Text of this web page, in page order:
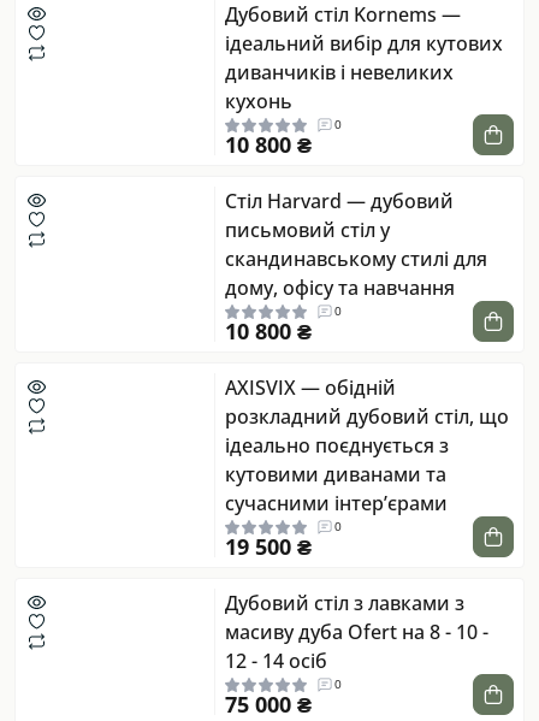
Дубовий стіл Kornems —
ідеальний вибір для кутових
диванчиків і невеликих
кухонь
0
10 800 ₴
Стіл Harvard — дубовий
письмовий стіл у
скандинавському стилі для
дому, офісу та навчання
0
10 800 ₴
AXISVIX — обідній
розкладний дубовий стіл, що
ідеально поєднується з
кутовими диванами та
сучасними інтер’єрами
0
19 500 ₴
Дубовий стіл з лавками з
масиву дуба Ofert на 8 - 10 -
12 - 14 осіб
0
75 000 ₴